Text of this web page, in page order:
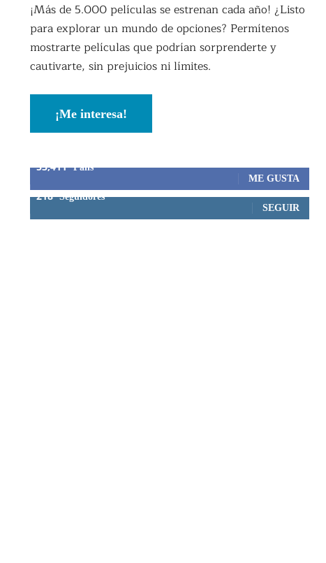
¡Más de 5.000 películas se estrenan cada año! ¿Listo
para explorar un mundo de opciones? Permítenos
mostrarte películas que podrían sorprenderte y
cautivarte, sin prejuicios ni límites.
¡Me interesa!
53,411 Fans
ME GUSTA
218 Seguidores
SEGUIR